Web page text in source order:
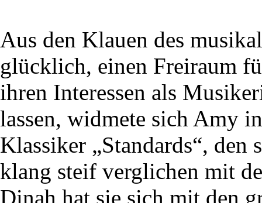
Aus den Klauen des
glücklich, einen Freiraum
ihren Interessen als
lassen, widmete sich Amy
Klassiker „Standards“, den
klang steif verglichen mit
Dinah hat sie sich mit den